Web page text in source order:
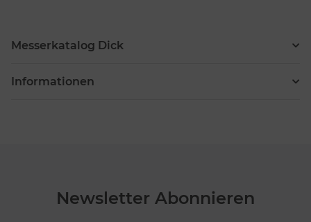
Messerkatalog Dick
Informationen
Newsletter Abonnieren